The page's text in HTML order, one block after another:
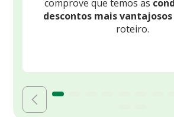
comprove que temos as
descontos mais vantajosos
roteiro.